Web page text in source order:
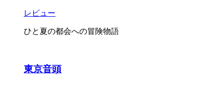
レビュー
ひと夏の都会への冒険物語
東京音頭